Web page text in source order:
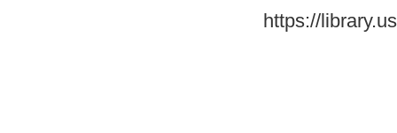
https://